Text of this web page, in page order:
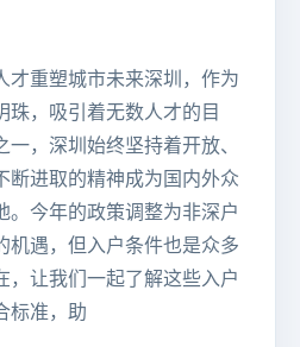
才重塑城市未来深圳，作为
珠，吸引着无数人才的目
，深圳始终坚持着开放、
断进取的精神成为国内外众
。今年的政策调整为非深户
机遇，但入户条件也是众多
，让我们一起了解这些入户
标准，助